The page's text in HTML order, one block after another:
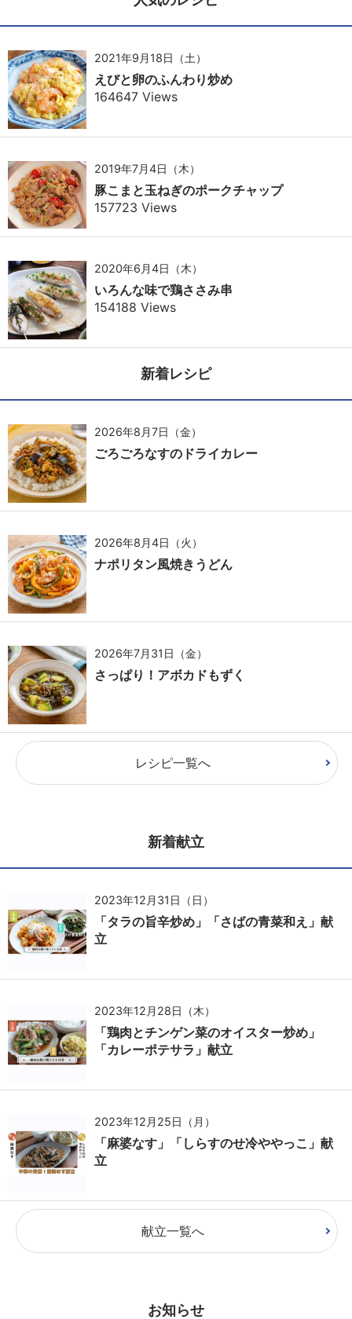
2021年9月18日（土）
えびと卵のふんわり炒め
164647 Views
2019年7月4日（木）
豚こまと玉ねぎのポークチャップ
157723 Views
2020年6月4日（木）
いろんな味で鶏ささみ串
154188 Views
新着レシピ
2026年8月7日（金）
ごろごろなすのドライカレー
2026年8月4日（火）
ナポリタン風焼きうどん
2026年7月31日（金）
さっぱり！アボカドもずく
レシピ一覧へ
新着献立
2023年12月31日（日）
「タラの旨辛炒め」「さばの青菜和え」献
立
2023年12月28日（木）
「鶏肉とチンゲン菜のオイスター炒め」
「カレーポテサラ」献立
2023年12月25日（月）
「麻婆なす」「しらすのせ冷ややっこ」献
立
献立一覧へ
お知らせ